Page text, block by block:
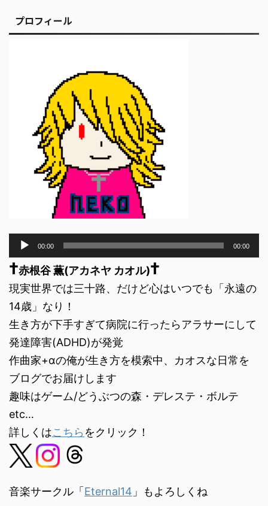
プロフィール
プ
ー
ヤ
ー
00:00 00:00
†赤根谷 薫(アカネヤ カオル)†
現実世界では三十路、だけど心はいつでも「永遠の
14歳」なり！
生き方が下手すぎて病院に行ったらアラサーにして
発達障害(ADHD)が発覚
作曲家+αの俺が生き方を模索中、カオスな日常を
ブログでお届けします
趣味はゲーム/どうぶつの森・デレステ・ボルテ
etc…
詳しくはこちら をクリック！
音楽サークル「Eternal14 」もよろしくね